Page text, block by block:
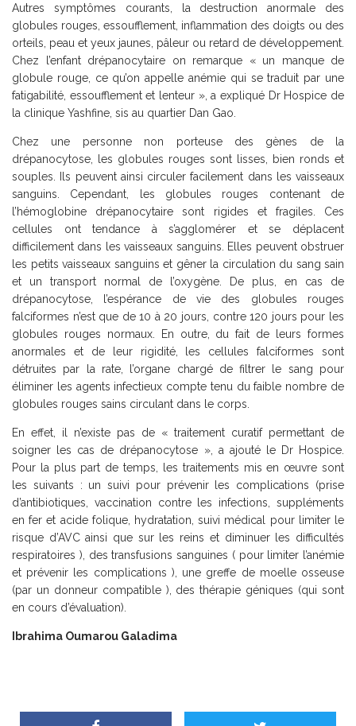
Autres symptômes courants, la destruction anormale des
globules rouges, essoufflement, inflammation des doigts ou des
orteils, peau et yeux jaunes, pâleur ou retard de développement.
Chez l’enfant drépanocytaire on remarque « un manque de
globule rouge, ce qu’on appelle anémie qui se traduit par une
fatigabilité, essoufflement et lenteur », a expliqué Dr Hospice de
la clinique Yashfine, sis au quartier Dan Gao.
Chez une personne non porteuse des gènes de la
drépanocytose, les globules rouges sont lisses, bien ronds et
souples. Ils peuvent ainsi circuler facilement dans les vaisseaux
sanguins. Cependant, les globules rouges contenant de
l’hémoglobine drépanocytaire sont rigides et fragiles. Ces
cellules ont tendance à s’agglomérer et se déplacent
difficilement dans les vaisseaux sanguins. Elles peuvent obstruer
les petits vaisseaux sanguins et gêner la circulation du sang sain
et un transport normal de l’oxygène. De plus, en cas de
drépanocytose, l’espérance de vie des globules rouges
falciformes n’est que de 10 à 20 jours, contre 120 jours pour les
globules rouges normaux. En outre, du fait de leurs formes
anormales et de leur rigidité, les cellules falciformes sont
détruites par la rate, l’organe chargé de filtrer le sang pour
éliminer les agents infectieux compte tenu du faible nombre de
globules rouges sains circulant dans le corps.
En effet, il n’existe pas de « traitement curatif permettant de
soigner les cas de drépanocytose », a ajouté le Dr Hospice.
Pour la plus part de temps, les traitements mis en œuvre sont
les suivants : un suivi pour prévenir les complications (prise
d’antibiotiques, vaccination contre les infections, suppléments
en fer et acide folique, hydratation, suivi médical pour limiter le
risque d’AVC ainsi que sur les reins et diminuer les difficultés
respiratoires ), des transfusions sanguines ( pour limiter l’anémie
et prévenir les complications ), une greffe de moelle osseuse
(par un donneur compatible ), des thérapie géniques (qui sont
en cours d’évaluation).
Ibrahima Oumarou Galadima